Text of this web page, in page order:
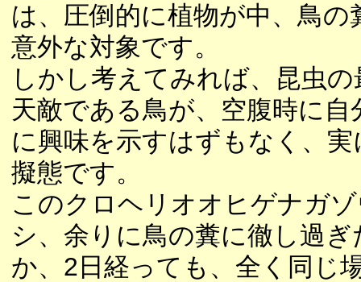
は、圧倒的に植物が中、鳥の
意外な対象です。
しかし考えてみれば、昆虫
天敵である鳥が、空腹時に自
に興味を示すはずもなく、実
擬態です。
このクロヘリオオヒゲナガ
シ、余りに鳥の糞に徹し過ぎ
か、2日経っても、全く同じ